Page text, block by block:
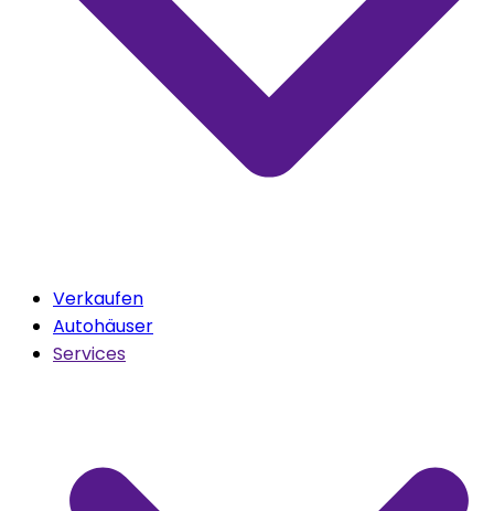
Verkaufen
Autohäuser
Services